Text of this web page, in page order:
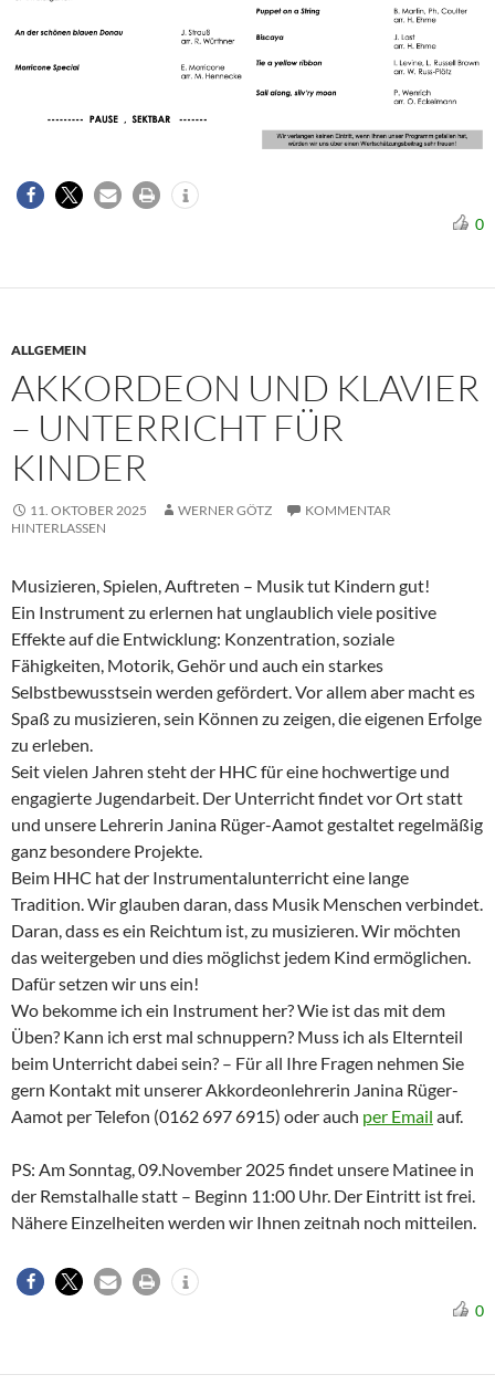
0
ALLGEMEIN
AKKORDEON UND KLAVIER
– UNTERRICHT FÜR
KINDER
11. OKTOBER 2025 WERNER GÖTZ
KOMMENTAR
HINTERLASSEN
Musizieren, Spielen, Auftreten – Musik tut Kindern gut!
Ein Instrument zu erlernen hat unglaublich viele positive
Effekte auf die Entwicklung: Konzentration, soziale
Fähigkeiten, Motorik, Gehör und auch ein starkes
Selbstbewusstsein werden gefördert. Vor allem aber macht es
Spaß zu musizieren, sein Können zu zeigen, die eigenen Erfolge
zu erleben.
Seit vielen Jahren steht der HHC für eine hochwertige und
engagierte Jugendarbeit. Der Unterricht findet vor Ort statt
und unsere Lehrerin Janina Rüger-Aamot gestaltet regelmäßig
ganz besondere Projekte.
Beim HHC hat der Instrumentalunterricht eine lange
Tradition. Wir glauben daran, dass Musik Menschen verbindet.
Daran, dass es ein Reichtum ist, zu musizieren. Wir möchten
das weitergeben und dies möglichst jedem Kind ermöglichen.
Dafür setzen wir uns ein!
Wo bekomme ich ein Instrument her? Wie ist das mit dem
Üben? Kann ich erst mal schnuppern? Muss ich als Elternteil
beim Unterricht dabei sein? – Für all Ihre Fragen nehmen Sie
gern Kontakt mit unserer Akkordeonlehrerin Janina Rüger-
Aamot per Telefon (0162 697 6915) oder auch per Email auf.
PS: Am Sonntag, 09.November 2025 findet unsere Matinee in
der Remstalhalle statt – Beginn 11:00 Uhr. Der Eintritt ist frei.
Nähere Einzelheiten werden wir Ihnen zeitnah noch mitteilen.
0